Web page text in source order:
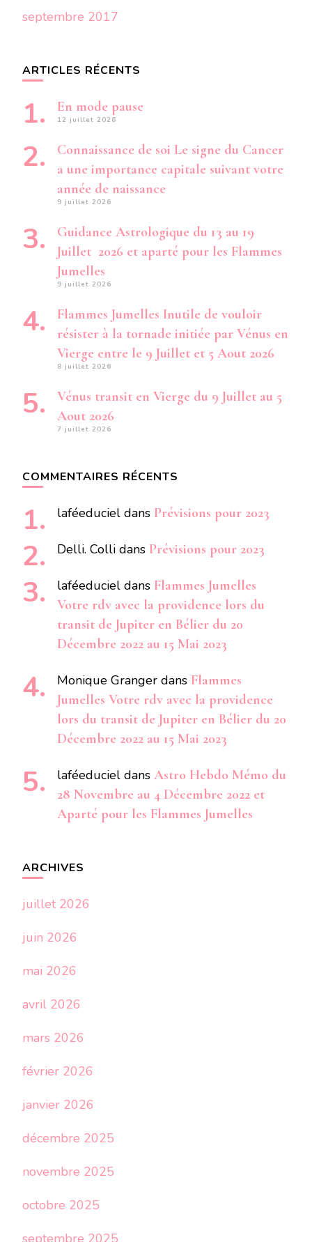
septembre 2017
ARTICLES RÉCENTS
En mode pause
12 juillet 2026
Connaissance de soi Le signe du Cancer
a une importance capitale suivant votre
année de naissance
9 juillet 2026
Guidance Astrologique du 13 au 19
Juillet 2026 et aparté pour les Flammes
Jumelles
9 juillet 2026
Flammes Jumelles Inutile de vouloir
résister à la tornade initiée par Vénus en
Vierge entre le 9 Juillet et 5 Aout 2026
8 juillet 2026
Vénus transit en Vierge du 9 Juillet au 5
Aout 2026
7 juillet 2026
COMMENTAIRES RÉCENTS
laféeduciel dans Prévisions pour 2023
Delli. Colli dans Prévisions pour 2023
laféeduciel dans Flammes Jumelles
Votre rdv avec la providence lors du
transit de Jupiter en Bélier du 20
Décembre 2022 au 15 Mai 2023
Monique Granger dans Flammes
Jumelles Votre rdv avec la providence
lors du transit de Jupiter en Bélier du 20
Décembre 2022 au 15 Mai 2023
laféeduciel dans Astro Hebdo Mémo du
28 Novembre au 4 Décembre 2022 et
Aparté pour les Flammes Jumelles
ARCHIVES
juillet 2026
juin 2026
mai 2026
avril 2026
mars 2026
février 2026
janvier 2026
décembre 2025
novembre 2025
octobre 2025
septembre 2025